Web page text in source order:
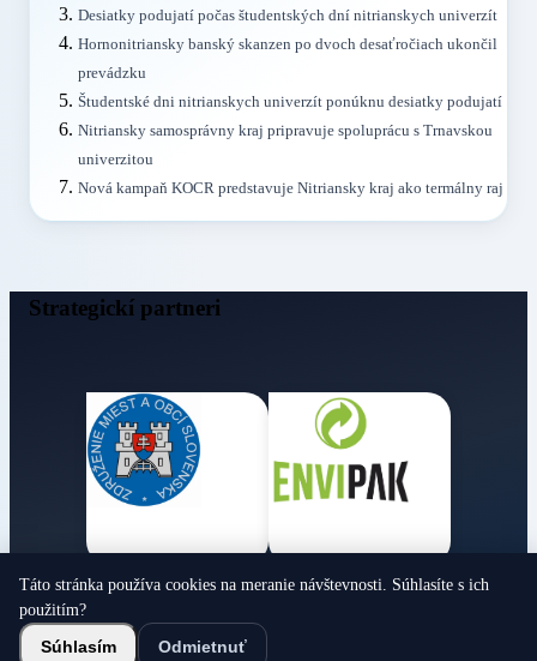
Desiatky podujatí počas študentských dní nitrianskych univerzít
Hornonitriansky banský skanzen po dvoch desaťročiach ukončil
prevádzku
Študentské dni nitrianskych univerzít ponúknu desiatky podujatí
Nitriansky samosprávny kraj pripravuje spoluprácu s Trnavskou
univerzitou
Nová kampaň KOCR predstavuje Nitriansky kraj ako termálny raj
Strategickí partneri
Obecné noviny
© 2026 Všetky práva vyhradené
Táto stránka používa cookies na meranie návštevnosti. Súhlasíte s ich
použitím?
Súhlasím Odmietnuť